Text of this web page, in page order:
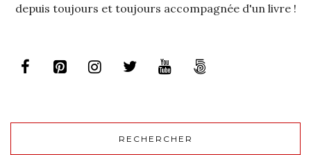
depuis toujours et toujours accompagnée d'un livre !
RECHERCHER